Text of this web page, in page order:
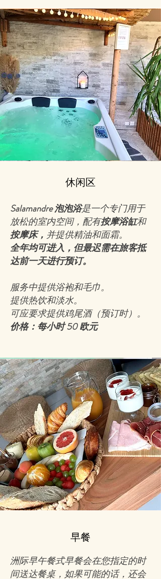
休闲区
Salamandre 泡泡浴是一个专门用于
放松的室内空间，配有按摩浴缸和
按摩床， 并提供精油和面霜。
全年均可进入，但最迟需在旅客抵
达前一天进行预订。
服务中提供浴袍和毛巾。
提供热饮和淡水。
可应要求提供鸡尾酒（预订时）。
价格：每小时 50 欧元
早餐
洲际早午餐式早餐会在您指定的时
间送达餐桌，如果可能的话，还会